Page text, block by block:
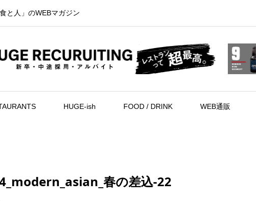
と人」のWEBマガジン
HUGE-ish FOOD / DRINK WEB通販
春の差込-22